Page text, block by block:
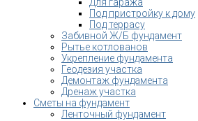
Для гаража
Под пристройку к дому
Под террасу
Забивной Ж/Б фундамент
Рытье котлованов
Укрепление фундамента
Геодезия участка
Демонтаж фундамента
Дренаж участка
Сметы на фундамент
Ленточный фундамент